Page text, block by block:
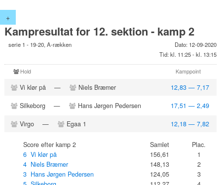
+
Kampresultat for 12. sektion - kamp 2
serie 1 - 19-20, A-rækken
Dato: 12-09-2020
Tid: kl. 11:25 - kl. 13:15
Hold Kamppoint
Vi klør på — Niels Bræmer 12,83 — 7,17
Silkeborg — Hans Jørgen Pedersen 17,51 — 2,49
Virgo — Egaa 1 12,18 — 7,82
Score efter kamp 2 Samlet
Plac.
6 Vi klør på
156,61
1
4 Niels Bræmer
148,13
2
3 Hans Jørgen Pedersen
124,05
3